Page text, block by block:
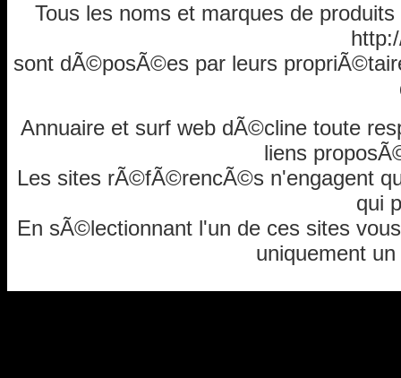
Tous les noms et marques de
sont dÃ©posÃ©es par leurs
Annuaire et surf web dÃ©cline toute
liens
Les sites rÃ©fÃ©rencÃ©s n'engagent
qui
En sÃ©lectionnant l'un de ces sites
uniquement